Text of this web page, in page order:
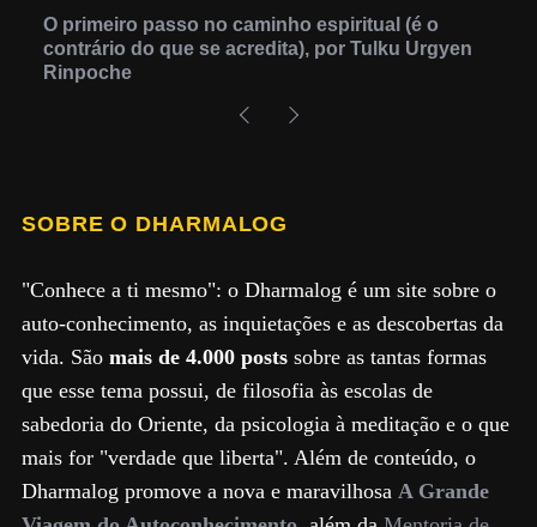
O primeiro passo no caminho espiritual (é o
contrário do que se acredita), por Tulku Urgyen
Rinpoche
SOBRE O DHARMALOG
"Conhece a ti mesmo": o Dharmalog é um site sobre o
auto-conhecimento, as inquietações e as descobertas da
vida. São mais de 4.000 postssobre as tantas formas
que esse tema possui, de filosofia às escolas de
sabedoria do Oriente, da psicologia à meditação e o que
mais for "verdade que liberta". Além de conteúdo, o
Dharmalog promove a nova e maravilhosa A Grande